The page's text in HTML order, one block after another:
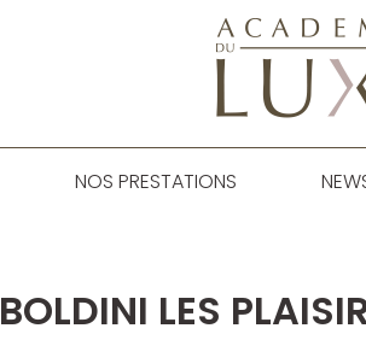
NOS PRESTATIONS
BOLDINI LES